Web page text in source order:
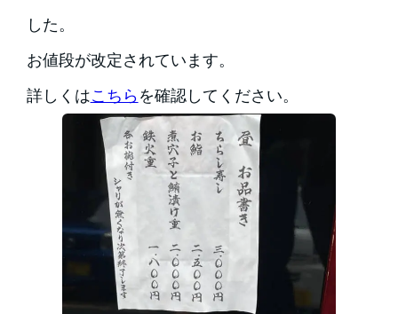
した。
お値段が改定されています。
詳しくはこちらを確認してください。